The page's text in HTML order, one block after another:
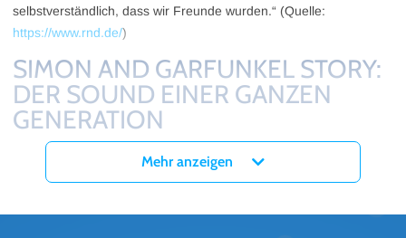
selbstverständlich, dass wir Freunde wurden.“ (Quelle:
https://www.rnd.de/)
SIMON AND GARFUNKEL STORY:
DER SOUND EINER GANZEN
GENERATION
Arthur Ira Garfunkel und Paul Frederic Simon schrieben mit ihren
Liedern Musikgeschichte. Mit der SIMON AND GARFUNKEL
prägte, eine ehrwürdige Hommage. Spätestens dann, wenn die
Mehr anzeigen